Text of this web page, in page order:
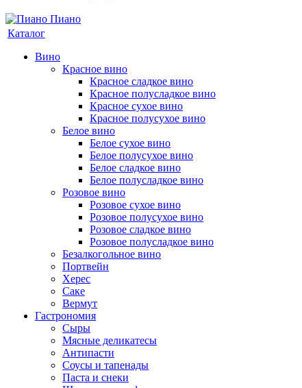
Каталог
Вино
Красное вино
Красное сладкое вино
Красное полусладкое вино
Красное сухое вино
Красное полусухое вино
Белое вино
Белое сухое вино
Белое полусухое вино
Белое сладкое вино
Белое полусладкое вино
Розовое вино
Розовое сухое вино
Розовое полусухое вино
Розовое сладкое вино
Розовое полусладкое вино
Безалкогольное вино
Портвейн
Херес
Саке
Вермут
Гастрономия
Сыры
Мясные деликатесы
Антипасти
Соусы и тапенады
Паста и снеки